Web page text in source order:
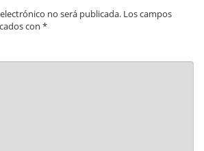
no será publicada. Los campos
con *